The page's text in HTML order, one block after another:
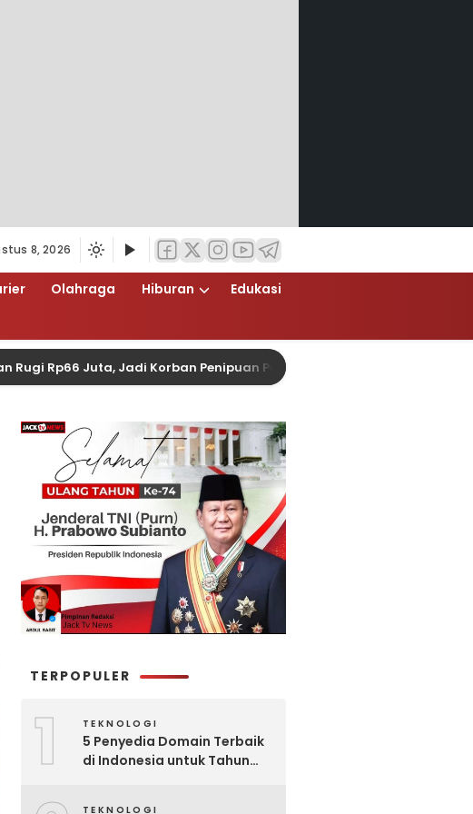
8, 2026
Olahraga Hiburan
Edukasi
Juta, Jadi Korban Penipuan Pengurusan Visa Taiwan
TERPOPULER
1 TEKNOLOGI
5 Penyedia Domain Terbaik
di Indonesia untuk Tahun
TEKNOLOGI